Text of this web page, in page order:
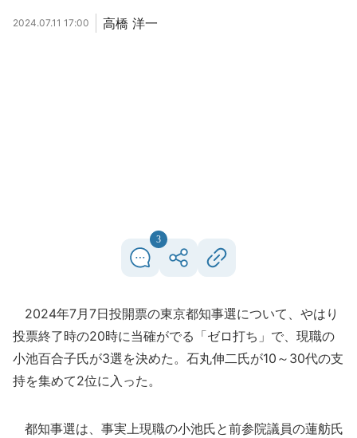
2024.07.11 17:00 高橋 洋一
3
2024年7月7日投開票の東京都知事選について、やはり
投票終了時の20時に当確がでる「ゼロ打ち」で、現職の
小池百合子氏が3選を決めた。石丸伸二氏が10～30代の支
持を集めて2位に入った。
都知事選は、事実上現職の小池氏と前参院議員の蓮舫氏